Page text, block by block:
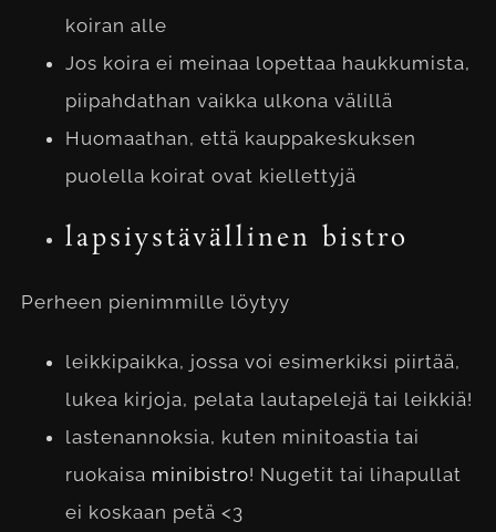
koiran alle
Jos koira ei meinaa lopettaa haukkumista,
piipahdathan vaikka ulkona välillä
Huomaathan, että kauppakeskuksen
puolella koirat ovat kiellettyjä
lapsiystävällinen bistro
Perheen pienimmille löytyy
leikkipaikka, jossa voi esimerkiksi piirtää,
lukea kirjoja, pelata lautapelejä tai leikkiä!
lastenannoksia, kuten minitoastia tai
ruokaisa minibistro! Nugetit tai lihapullat
ei koskaan petä <3